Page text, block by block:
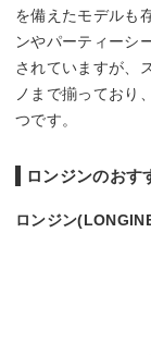
を備えたモデルも
ンやパーティーシ
されていますが、
ノまで揃っており
つです。
ロンジンのおす
ロンジン